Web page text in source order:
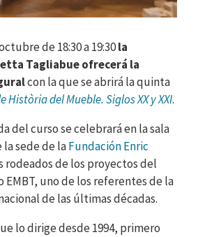
de 18:30 a 19:30la
Tagliabue ofrecerá la
con la que se abrirá la quinta
Història del Mueble. Siglos XX y XXI.
del curso se celebrará en la sala
sede de laFundación Enric
rodeados de los proyectos del
uno de los referentes de la
de las últimas décadas.
lo dirige desde 1994, primero